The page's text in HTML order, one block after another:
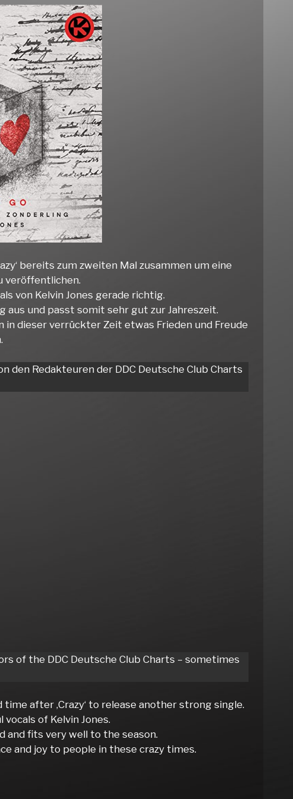
bereits zum zweiten Mal zusammen um eine
veröffentlichen.
von Kelvin Jones gerade richtig.
und passt somit sehr gut zur Jahreszeit.
in dieser verrückter Zeit etwas Frieden und Freude
den Redakteuren der DDC Deutsche Club Charts
of the DDC Deutsche Club Charts – sometimes
after ‚Crazy‘ to release another strong single.
vocals of Kelvin Jones.
and fits very well to the season.
and joy to people in these crazy times.